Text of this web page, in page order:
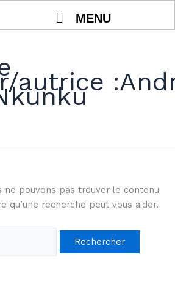
MENU
autrice
ne pouvons pas trouver le contenu
qu’une recherche peut vous aider.